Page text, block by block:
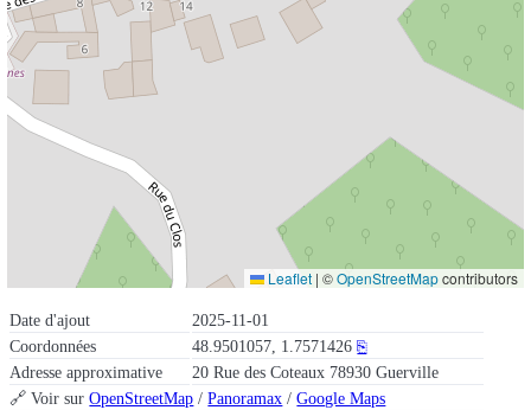
Date d'ajout
2025-11-01
Coordonnées
48.9501057, 1.7571426 ⎘
Adresse approximative
20 Rue des Coteaux 78930 Guerville
🔗 Voir surOpenStreetMap /Panoramax /Google Maps
Leaflet | ©OpenStreetMapcontributors